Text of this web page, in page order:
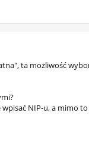
ta możliwość
NIP-u, a mimo to